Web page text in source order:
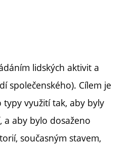
lidských aktivit a
společenského). Cílem je
využití tak, aby byly
aby bylo dosaženo
současným stavem,